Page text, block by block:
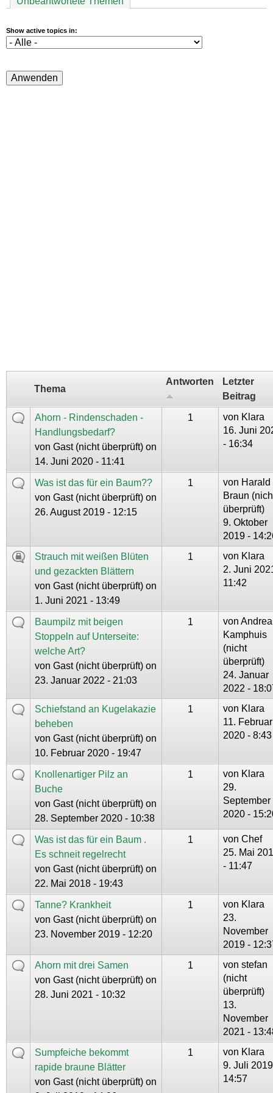
Show active topics in:
Thema
Antworten
Letzter
Beitrag
Ahorn - Rindenschaden -
Handlungsbedarf?
von Gast (nicht überprüft) on
14. Juni 2020 - 11:41
1 von Klara
16. Juni
- 16:34
Was ist das für ein Baum??
von Gast (nicht überprüft) on
26. August 2019 - 12:15
1 von Harald
Braun
überprüft)
9. Oktober
2019 -
Strauch mit weißen Blüten
und gezackten Blättern
von Gast (nicht überprüft) on
1. Juni 2021 - 13:49
1 von Klara
2. Juni
11:42
Baumpilz mit beigen
Stoppeln auf Unterseite:
welche Art?
von Gast (nicht überprüft) on
23. Januar 2022 - 21:03
1 von Andrea
Kamphuis
(nicht
überprüft)
24. Januar
2022 -
Schiefstand an Kugelakazie
beheben
von Gast (nicht überprüft) on
10. Februar 2020 - 19:47
1 von Klara
11. Februar
2020 - 8:43
Knollenartiger Pilz an
Buche
von Gast (nicht überprüft) on
28. September 2020 - 10:38
1 von Klara
29.
September
2020 -
Was ist das für ein Baum .
Es schneit regelrecht
von Gast (nicht überprüft) on
22. Mai 2018 - 19:43
1 von Chef
25. Mai
- 11:47
Tanne? Krankheit
von Gast (nicht überprüft) on
23. November 2019 - 12:20
1 von Klara
23.
November
2019 -
Ahorn mit drei Samen
von Gast (nicht überprüft) on
28. Juni 2021 - 10:32
1 von stefan
(nicht
überprüft)
13.
November
2021 -
Sumpfeiche bekommt
rapide braune Blätter
von Gast (nicht überprüft) on
1 von Klara
9. Juli
14:57